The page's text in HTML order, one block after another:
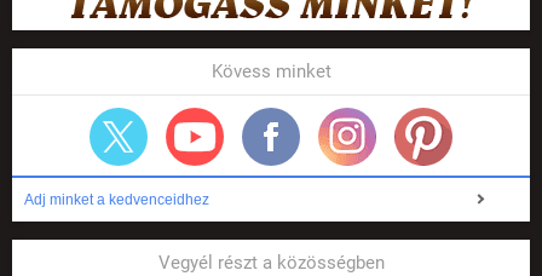
Kövess minket
Adj minket a kedvenceidhez
Vegyél részt a közösségben